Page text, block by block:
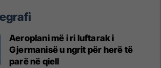
Aeroplani më i ri luftarak i
Gjermanisë u ngrit për herë të
parë në qiell